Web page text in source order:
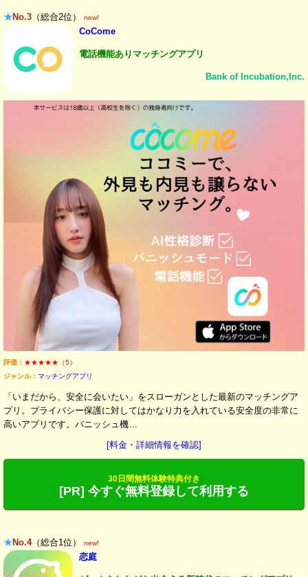
★No.3 （総合2位） new!
CoCome
電話機能ありマッチングアプリ
Bank of Incubation,Inc.
評価： ★★★★★（5）
ジャンル： マッチングアプリ
「いまだから、安全に会いたい」をスローガンとした最新のマッチングア
プリ。プライバシー保護に対してはかなり力を入れている安全度の非常に
高いアプリです。バニッシュ機…
[料金・詳細情報を確認]
30日間無料体験特典付き
[PR] 今すぐ無料登録して利用する
★No.4（総合1位） new!
恋庭